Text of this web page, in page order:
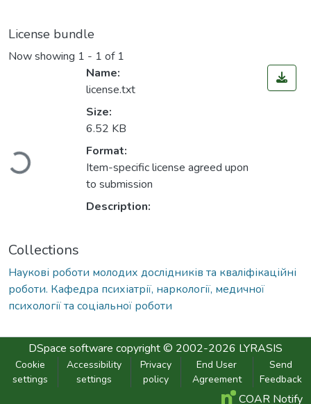
License bundle
Now showing 1 - 1 of 1
Name:
license.txt
Size:
6.52 KB
Format:
Item-specific license agreed upon
to submission
Description:
Collections
Наукові роботи молодих дослідників та кваліфікаційні
роботи. Кафедра психіатрії, наркології, медичної
психології та соціальної роботи
DSpace software copyright © 2002-2026 LYRASIS
Cookie
settings
Accessibility
settings
Privacy
policy
End User
Agreement
Send
Feedback
COAR Notify